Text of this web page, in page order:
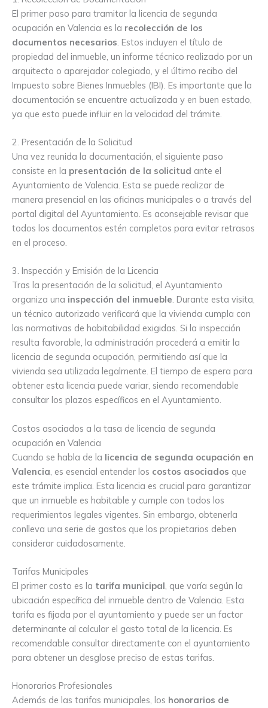
El primer paso para tramitar la licencia de segunda
ocupación en Valencia es la recolección de los
documentos necesarios . Estos incluyen el título de
propiedad del inmueble, un informe técnico realizado por un
arquitecto o aparejador colegiado, y el último recibo del
Impuesto sobre Bienes Inmuebles (IBI). Es importante que la
documentación se encuentre actualizada y en buen estado,
ya que esto puede influir en la velocidad del trámite.
2. Presentación de la Solicitud
Una vez reunida la documentación, el siguiente paso
consiste en la presentación de la solicitud ante el
Ayuntamiento de Valencia. Esta se puede realizar de
manera presencial en las oficinas municipales o a través del
portal digital del Ayuntamiento. Es aconsejable revisar que
todos los documentos estén completos para evitar retrasos
en el proceso.
3. Inspección y Emisión de la Licencia
Tras la presentación de la solicitud, el Ayuntamiento
organiza una inspección del inmueble. Durante esta visita,
un técnico autorizado verificará que la vivienda cumpla con
las normativas de habitabilidad exigidas. Si la inspección
resulta favorable, la administración procederá a emitir la
licencia de segunda ocupación, permitiendo así que la
vivienda sea utilizada legalmente. El tiempo de espera para
obtener esta licencia puede variar, siendo recomendable
consultar los plazos específicos en el Ayuntamiento.
Costos asociados a la tasa de licencia de segunda
ocupación en Valencia
Cuando se habla de la licencia de segunda ocupación en
Valencia , es esencial entender los costos asociados que
este trámite implica. Esta licencia es crucial para garantizar
que un inmueble es habitable y cumple con todos los
requerimientos legales vigentes. Sin embargo, obtenerla
conlleva una serie de gastos que los propietarios deben
considerar cuidadosamente.
Tarifas Municipales
El primer costo es la tarifa municipal, que varía según la
ubicación específica del inmueble dentro de Valencia. Esta
tarifa es fijada por el ayuntamiento y puede ser un factor
determinante al calcular el gasto total de la licencia. Es
recomendable consultar directamente con el ayuntamiento
para obtener un desglose preciso de estas tarifas.
Honorarios Profesionales
Además de las tarifas municipales, los honorarios de